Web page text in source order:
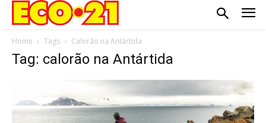
Home Tags Calorão na Antártida
Tag: calorão na Antártida